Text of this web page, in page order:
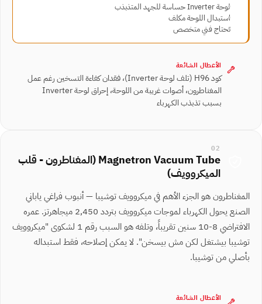
لوحة Inverter حساسة للجهد المتذبذب
استبدال اللوحة مكلف
تحتاج فني متخصص
الأعطال الشائعة
كود H96 ⁨(تلف لوحة Inverter)⁩، فقدان كفاءة التسخين رغم عمل
المغناطرون، أصوات غريبة من اللوحة، إحراق لوحة Inverter
بسبب تذبذب الكهرباء
02
Magnetron Vacuum Tube (المغناطرون - قلب
الميكروويف)
المغناطرون هو الجزء الأهم في ميكروويف توشيبا — أنبوب فراغي ياباني
الصنع يحول الكهرباء لموجات ميكروويف بتردد 2,450 ميجاهرتز. عمره
الافتراضي 8-10 سنين تقريباً، وتلفه هو السبب رقم 1 لشكوى "ميكروويف
توشيبا بيشتغل لكن مش بيسخن". لا يمكن إصلاحه، فقط استبداله
بأصلي من توشيبا.
الأعطال الشائعة